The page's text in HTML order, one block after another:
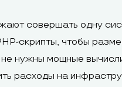
совершать одну
скрипты, чтобы
не нужны мощные
расходы на